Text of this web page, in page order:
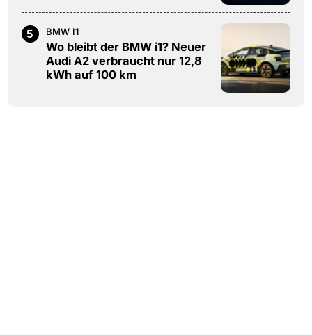
5 BMW I1
Wo bleibt der BMW i1? Neuer
Audi A2 verbraucht nur 12,8
kWh auf 100 km